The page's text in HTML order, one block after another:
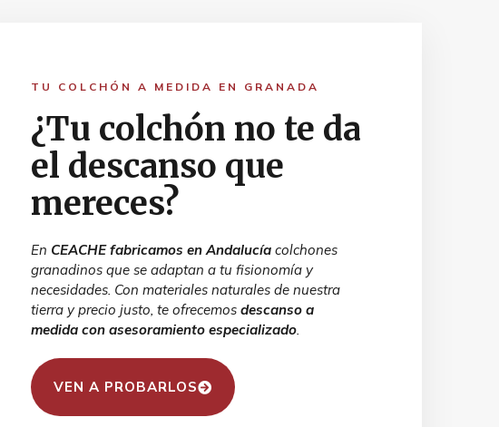
TU COLCHÓN A MEDIDA EN GRANADA
¿Tu colchón no te da
el descanso que
mereces?
En CEACHE fabricamos en Andalucíacolchones
granadinos que se adaptan a tu fisionomía y
necesidades. Con materiales naturales de nuestra
tierra y precio justo, te ofrecemos descanso a
medida con asesoramiento especializado.
VEN A PROBARLOS